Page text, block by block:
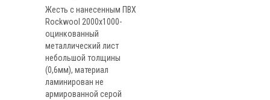
Жесть с нанесенным ПВХ
Rockwool 2000х1000-
оцинкованный
металлический лист
небольшой толщины
(0,6мм), материал
ламинирован не
армированной серой